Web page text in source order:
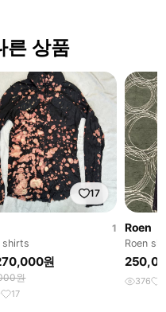
상품
17
1
shirts
원
원
17
Roen
Roen
pants
376